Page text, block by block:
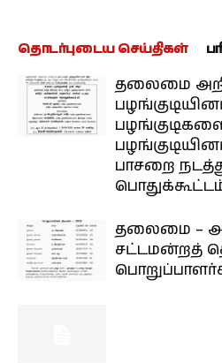
தொடர்புடைய செய்திகள்
தலைமை
பாசறை
தலைமை –
சட்டமன்றத்